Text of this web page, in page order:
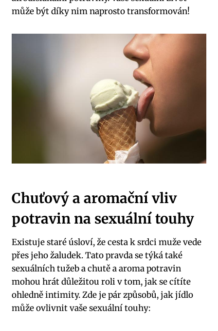
může být díky nim naprosto transformován!
Chuťový a aromační vliv
potravin na sexuální touhy
Existuje staré úsloví, že cesta k srdci muže vede
přes jeho žaludek. Tato pravda se týká také
sexuálních tužeb a chutě a aroma potravin
mohou hrát důležitou roli v tom, jak se cítíte
ohledně intimity. Zde je pár způsobů, jak jídlo
může ovlivnit vaše sexuální touhy: